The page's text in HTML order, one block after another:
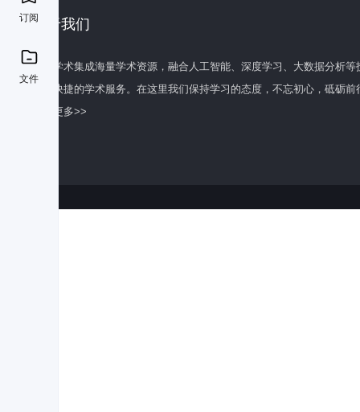
订阅
文件
关于我们
百度学术集成海量学术资源，融合人工智能、深度学习、大数据分析
全面快捷的学术服务。在这里我们保持学习的态度，不忘初心，砥砺前
了解更多>>